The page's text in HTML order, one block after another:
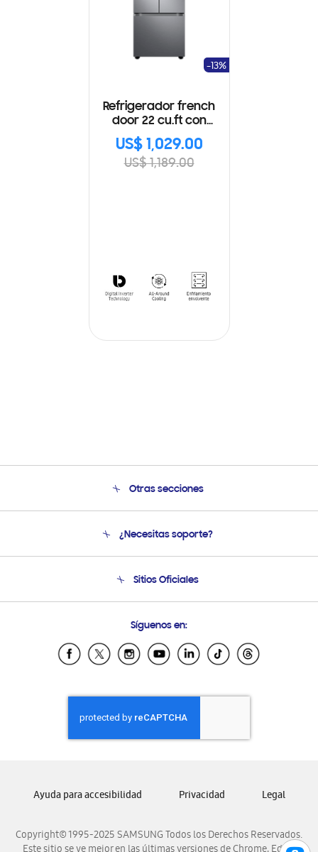
Refrigerador french
door 22 cu.ft con
tecnologia digital
inverter
RF22A4010S9/AP
US$ 1,029.00
US$ 1,189.00
-13%
Otras secciones
Soporte
Seguimiento de tu pedido
¿Necesitas soporte?
Soporte vía eMail
Sitios Oficiales
Samsung Ecuador
Samsung El Salvador
Samsung Honduras
Samsung Nicaragua
Samsung Panamá
Samsung Venezuela
Síguenos en:
Copyright© 1995-2025 SAMSUNG Todos los Derechos Reservados.
Ayuda para accesibilidad Privacidad Legal